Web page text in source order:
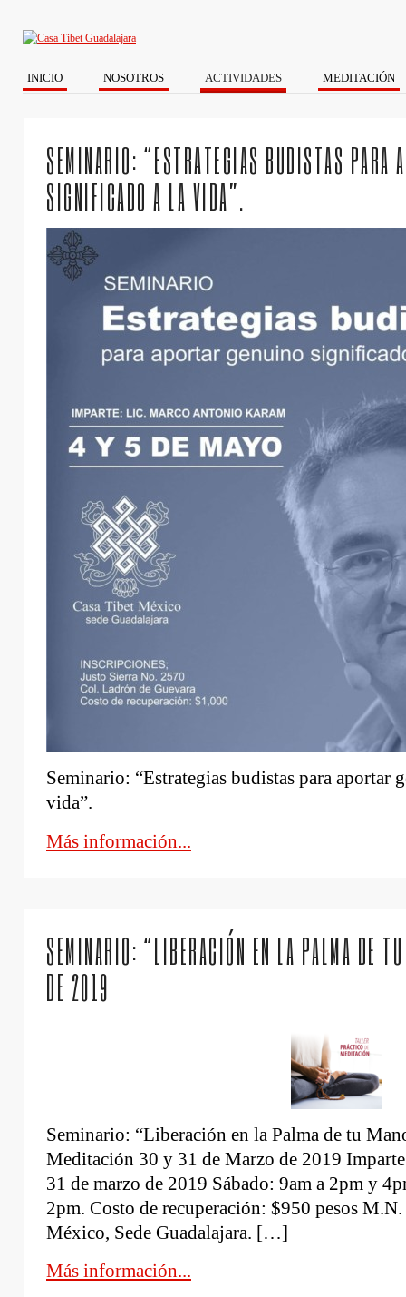
INICIO NOSOTROS ACTIVIDADES MEDITACIÓN
SEMINARIO: “ESTRATEGIAS BUDISTAS PARA
SIGNIFICADO A LA VIDA”.
Seminario: “Estrategias budistas para aportar
vida”.
Más información...
SEMINARIO: “LIBERACIÓN EN LA PALMA DE
DE 2019
Seminario: “Liberación en la Palma de tu
Meditación 30 y 31 de Marzo de 2019
31 de marzo de 2019 Sábado: 9am a 2pm y
2pm. Costo de recuperación: $950 pesos
México, Sede Guadalajara. […]
Más información...